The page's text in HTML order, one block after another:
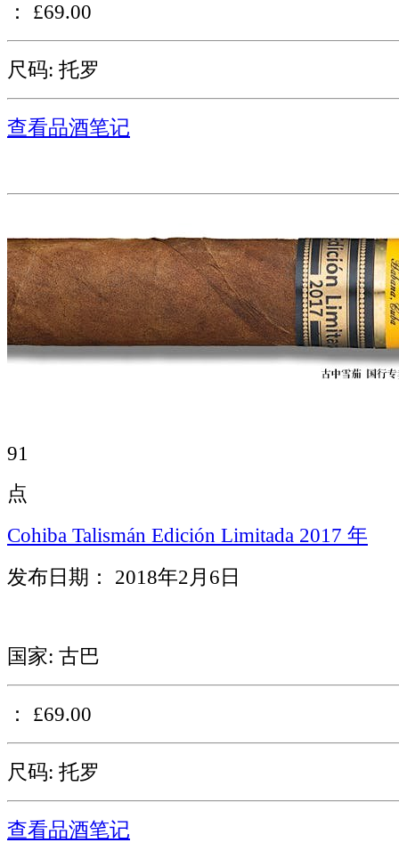
： £69.00
尺码: 托罗
查看品酒笔记
91
点
Cohiba Talismán Edición Limitada 2017 年
发布日期： 2018年2月6日
国家: 古巴
： £69.00
尺码: 托罗
查看品酒笔记